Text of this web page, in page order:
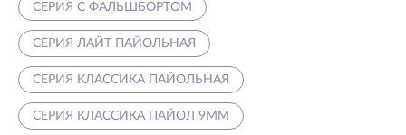
СЕРИЯ С ФАЛЬШБОРТОМ
СЕРИЯ ЛАЙТ ПАЙОЛЬНАЯ
СЕРИЯ КЛАССИКА ПАЙОЛЬНАЯ
СЕРИЯ КЛАССИКА ПАЙОЛ 9ММ